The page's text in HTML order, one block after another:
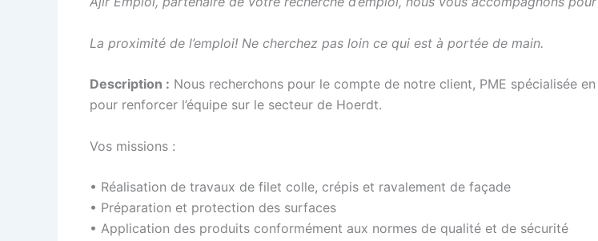
La proximité de l’emploi! Ne cherchez pas loin ce qui est à portée de main.
Description : Nous recherchons pour le compte de notre client, PME spécialisée
pour renforcer l’équipe sur le secteur de Hoerdt.
Vos missions :
• Réalisation de travaux de filet colle, crépis et ravalement de façade
• Préparation et protection des surfaces
• Application des produits conformément aux normes de qualité et de sécurité